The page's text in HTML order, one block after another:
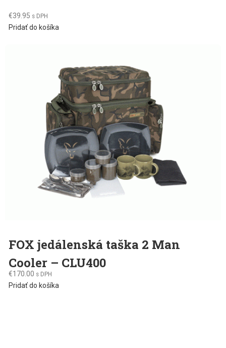
€39.95 s DPH
Pridať do košíka
FOX jedálenská taška 2 Man
Cooler – CLU400
€170.00 s DPH
Pridať do košíka